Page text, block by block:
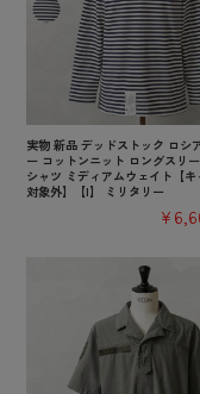
実物 新品 デッドストック ロシ
ー コットンニット ロングスリ
シャツ ミディアムウェイト【キ
対象外】【I】 ミリタリー